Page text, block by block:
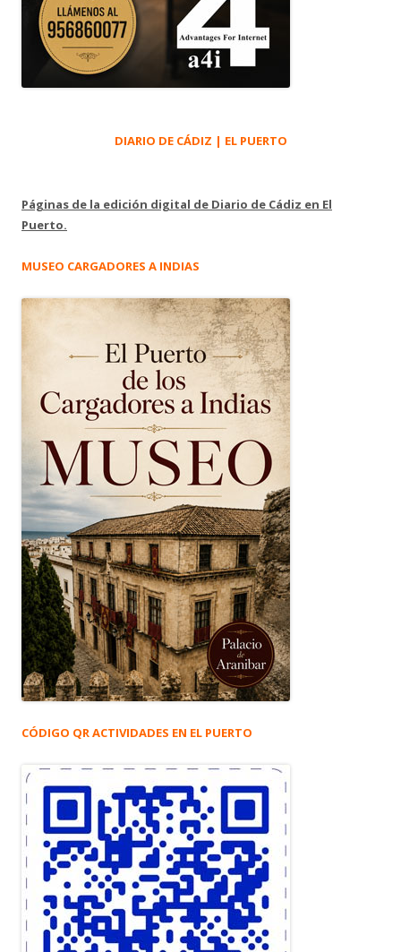
DIARIO DE CÁDIZ | EL PUERTO
Páginas de la edición digital de Diario de Cádiz en El
Puerto.
MUSEO CARGADORES A INDIAS
CÓDIGO QR ACTIVIDADES EN EL PUERTO